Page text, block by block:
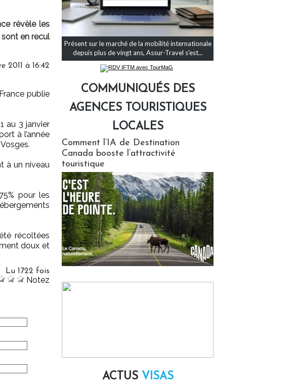
révèle les
en recul
2011 à 16:42
publie
au 3 janvier
à l’année
à un niveau
pour les
récoltées
doux et
Lu 1722 fois
Notez
Présent sur le marché de la mobilité internationale
depuis plus de vingt ans, Assur-Travel s'est...
COMMUNIQUÉS DES
AGENCES TOURISTIQUES
LOCALES
Comment l’IA de Destination
Canada booste l’attractivité
touristique
ACTUS VISAS